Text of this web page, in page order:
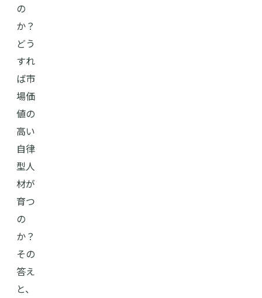
の
か？
どう
すれ
ば市
場価
値の
高い
自律
型人
材が
育つ
の
か？
その
答え
と、